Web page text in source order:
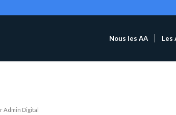
Nous les AA Les
Admin Digital